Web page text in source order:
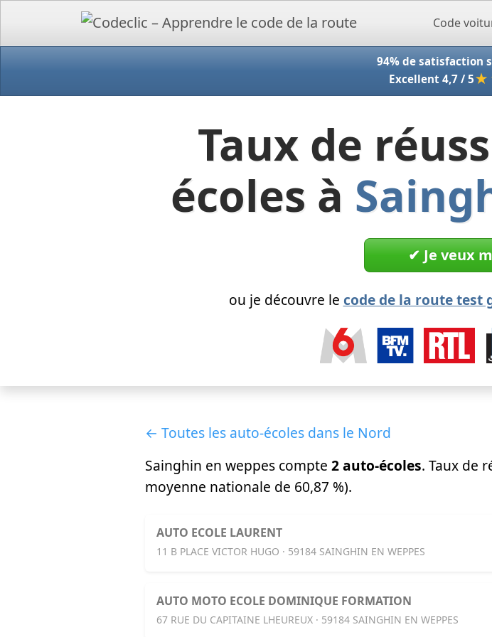
Accueil - Codeclic
Code
94% de satisfaction
Excellent 4,7 / 5
Taux de
écoles à
✔︎ Je veux
ou je découvre le code de la route test
← Toutes les auto-écoles dans le Nord
Sainghin en weppes compte 2 auto-écoles. Taux de
moyenne nationale de 60,87 %).
AUTO ECOLE LAURENT
11 B PLACE VICTOR HUGO · 59184 SAINGHIN EN WEPPES
AUTO MOTO ECOLE DOMINIQUE FORMATION
67 RUE DU CAPITAINE LHEUREUX · 59184 SAINGHIN EN WEPPES